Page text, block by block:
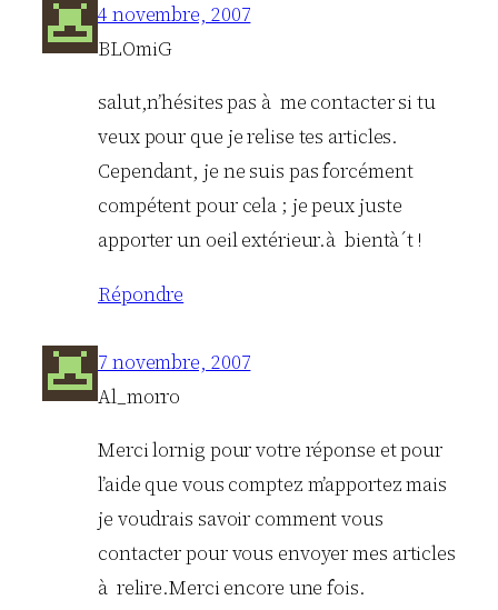
4 novembre, 2007
BLOmiG
salut,n’hésites pas à me contacter si tu
veux pour que je relise tes articles.
Cependant, je ne suis pas forcément
compétent pour cela ; je peux juste
apporter un oeil extérieur.à bientà´t !
Répondre
7 novembre, 2007
Al_morro
Merci lornig pour votre réponse et pour
l’aide que vous comptez m’apportez mais
je voudrais savoir comment vous
contacter pour vous envoyer mes articles
à relire.Merci encore une fois.